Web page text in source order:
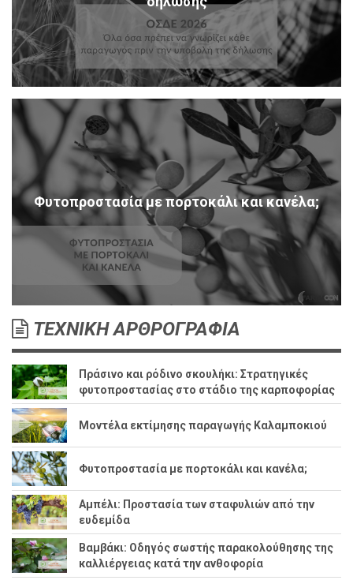
Φυτοπροστασία με πορτοκάλι και κανέλα;
ΤΕΧΝΙΚΗ ΑΡΘΡΟΓΡΑΦΙΑ
Πράσινο και ρόδινο σκουλήκι: Στρατηγικές
φυτοπροστασίας στο στάδιο της καρποφορίας
Μοντέλα εκτίμησης παραγωγής Καλαμποκιού
Φυτοπροστασία με πορτοκάλι και κανέλα;
Αμπέλι: Προστασία των σταφυλιών από την
ευδεμίδα
Βαμβάκι: Οδηγός σωστής παρακολούθησης της
καλλιέργειας κατά την ανθοφορία